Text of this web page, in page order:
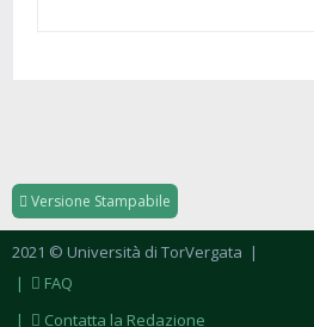
Versione Stampabile
2021 © Università di TorVergata
|
FAQ
|
Contatta la Redazione
|